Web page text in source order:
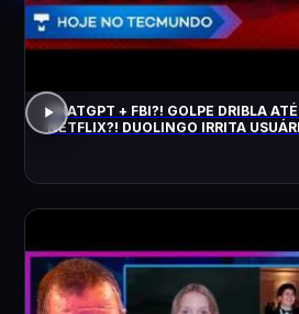
CHATGPT + FBI?! GOLPE DRIBLA
NETFLIX?! DUOLINGO IRRITA